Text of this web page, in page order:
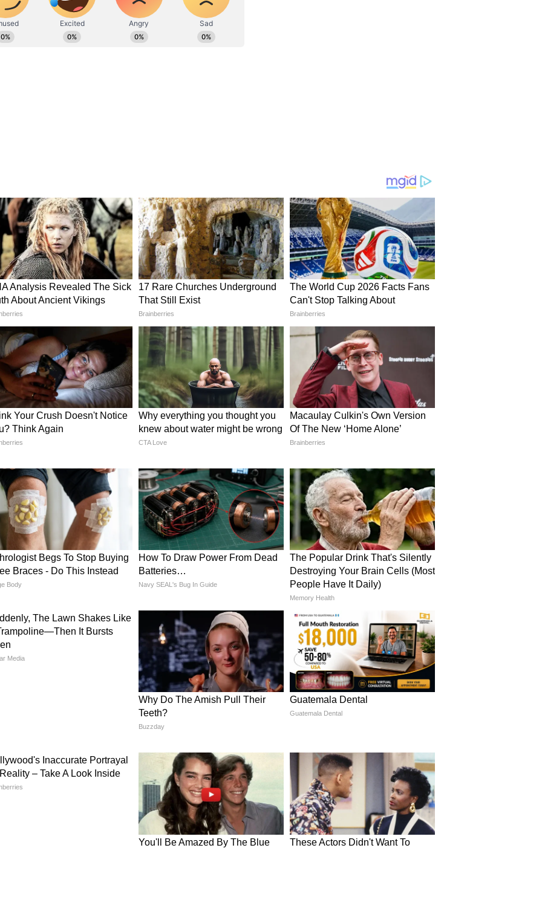
पसंद है, तो मार्बल फिनिश वॉल टाइल्स बेहतरीन
वाला डिजाइन दीवार को बेहद क्लासी बनाता है। लिविंग
टाइल्स लगा सकते हैं।
हैं, तो फिर वुड टाइल्स डिजाइन वॉल पर कुछ इस
वॉल पर यह ज्यादा अच्छी लगती है। नीचे आप फ्लावर
और इंहेंस कर सकते हैं।
की चूड़ियों का चलाएं जादू, लेटेस्ट डिजाइंस बढ़ाए